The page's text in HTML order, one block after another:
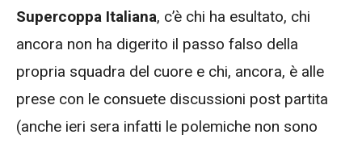
Supercoppa Italiana, c’è chi ha esultato, chi
ancora non ha digerito il passo falso della
propria squadra del cuore e chi, ancora, è alle
prese con le consuete discussioni post partita
(anche ieri sera infatti le polemiche non sono